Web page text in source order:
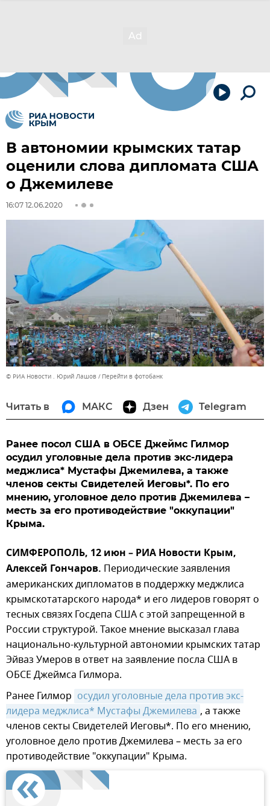
В автономии крымских татар
оценили слова дипломата США
о Джемилеве
16:07 12.06.2020
© РИА Новости . Юрий Лашов Перейти в фотобанк
Читать в МАКС Дзен Telegram
Ранее посол США в ОБСЕ Джеймс Гилмор
осудил уголовные дела против экс-лидера
меджлиса* Мустафы Джемилева, а также
членов секты Свидетелей Иеговы*. По его
мнению, уголовное дело против Джемилева –
месть за его противодействие "оккупации"
Крыма.
СИМФЕРОПОЛЬ, 12 июн – РИА Новости Крым,
Алексей Гончаров. Периодические заявления
американских дипломатов в поддержку меджлиса
крымскотатарского народа* и его лидеров говорят о
тесных связях Госдепа США с этой запрещенной в
России структурой. Такое мнение высказал глава
национально-культурной автономии крымских татар
Эйваз Умеров в ответ на заявление посла США в
ОБСЕ Джеймса Гилмора.
Ранее Гилмор осудил уголовные дела против экс-
лидера меджлиса* Мустафы Джемилева , а также
членов секты Свидетелей Иеговы*. По его мнению,
уголовное дело против Джемилева – месть за его
противодействие "оккупации" Крыма.